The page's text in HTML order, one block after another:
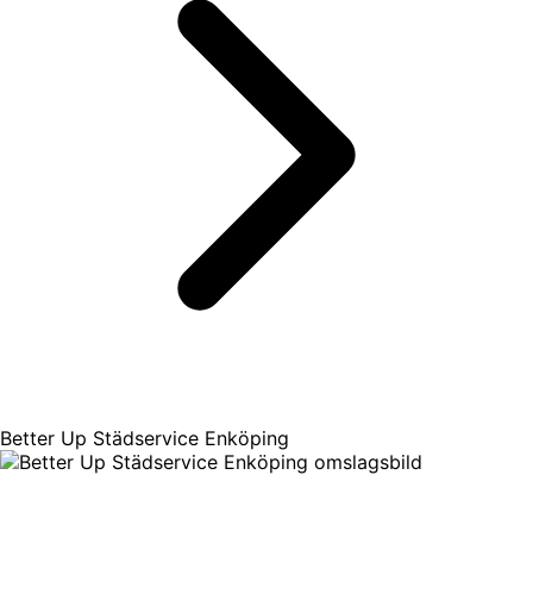
Better Up Städservice Enköping